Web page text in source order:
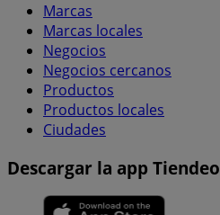
Marcas
Marcas locales
Negocios
Negocios cercanos
Productos
Productos locales
Ciudades
Descargar la app Tiendeo